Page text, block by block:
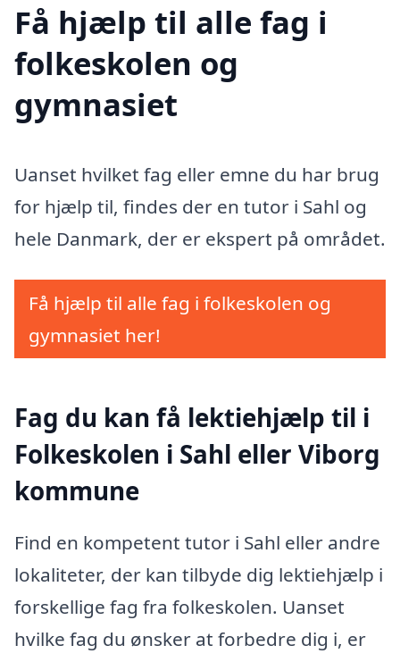
Få hjælp til alle fag i
folkeskolen og
gymnasiet
Uanset hvilket fag eller emne du har brug
for hjælp til, findes der en tutor i Sahl og
hele Danmark, der er ekspert på området.
Få hjælp til alle fag i folkeskolen og
gymnasiet her!
Fag du kan få lektiehjælp til i
Folkeskolen i Sahl eller Viborg
kommune
Find en kompetent tutor i Sahl eller andre
lokaliteter, der kan tilbyde dig lektiehjælp i
forskellige fag fra folkeskolen. Uanset
hvilke fag du ønsker at forbedre dig i, er